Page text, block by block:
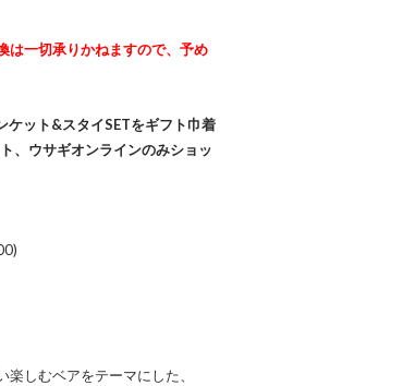
は一切承りかねますので、予め
ケット&スタイSETをギフト巾着
、ウサギオンラインのみショッ
しむベアをテーマにした、